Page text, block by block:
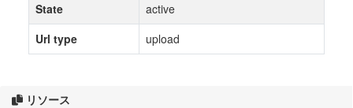
リソース
State
active
Url type
upload